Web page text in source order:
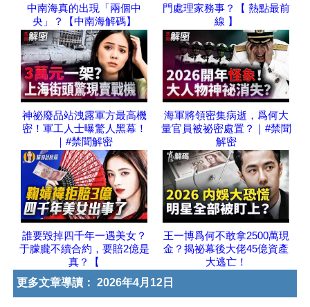
中南海真的出現「兩個中
央」？【中南海解碼】
門處理家務事？【 熱點最前
線 】
神祕廢品站洩露軍方最高機
密！軍工人士曝驚人黑幕！
｜#禁聞解密
海軍將領密集病逝，爲何大
量官員被祕密處置？｜#禁聞
解密
誰要毀掉四千年一遇美女？
于朦朧不續合約，要賠2億是
真？【
王一博爲何不敢拿2500萬現
金？揭祕幕後大佬45億資產
大逃亡！
更多文章導讀： 2026年4月12日